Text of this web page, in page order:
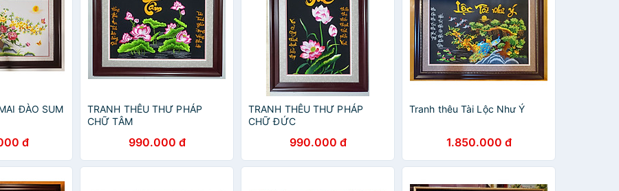
ĐÀO SUM
đ
TRANH THÊU THƯ PHÁP
CHỮ TÂM
990.000 đ
TRANH THÊU THƯ PHÁP
CHỮ ĐỨC
990.000 đ
Tranh thêu Tài Lộc Như Ý
1.850.000 đ